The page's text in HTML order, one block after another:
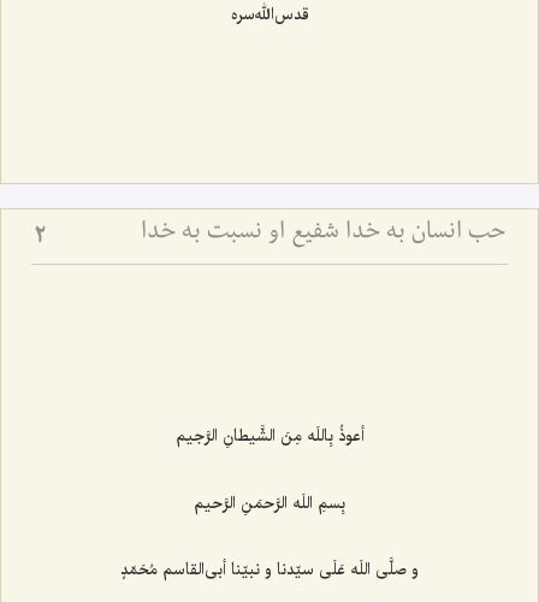
قدس‌الله‌سره
حب انسان به خدا شفیع او نسبت به خدا 2
أعوذُ بِاللَه مِنَ الشَّیطانِ الرَّجیم
بِسمِ اللَه الرَّحمَنِ الرَّحیم
و صلَّی‌ اللَه عَلَی سیّدنا و نبیّنا أبی‌القاسم مُحَمّدٍ